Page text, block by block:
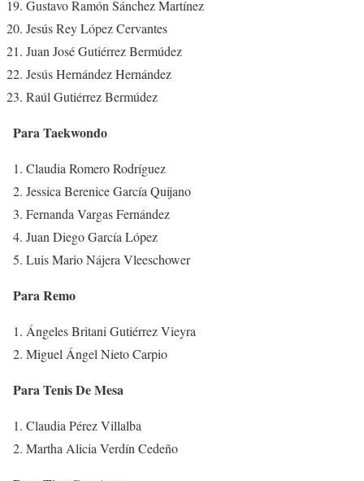
Gustavo Ramón Sánchez Martínez
Jesús Rey López Cervantes
Juan José Gutiérrez Bermúdez
Jesús Hernández Hernández
Raúl Gutiérrez Bermúdez
Para Taekwondo
Claudia Romero Rodríguez
Jessica Berenice García Quijano
Fernanda Vargas Fernández
Juan Diego García López
Luis Mario Nájera Vleeschower
Para Remo
Ángeles Britani Gutiérrez Vieyra
Miguel Ángel Nieto Carpio
Para Tenis De Mesa
Claudia Pérez Villalba
Martha Alicia Verdín Cedeño